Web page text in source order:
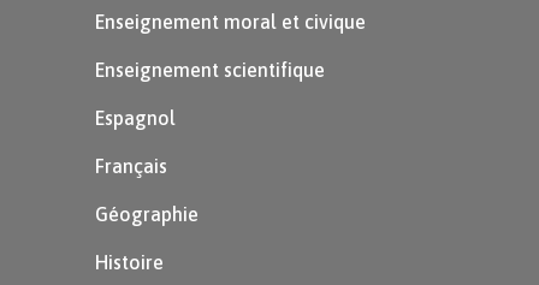
Enseignement moral et civique
Enseignement scientifique
Espagnol
Français
Géographie
Histoire